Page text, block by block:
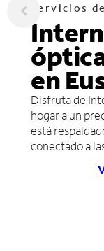
Servicios
en
Disfruta de
hogar a un
está
conectado a